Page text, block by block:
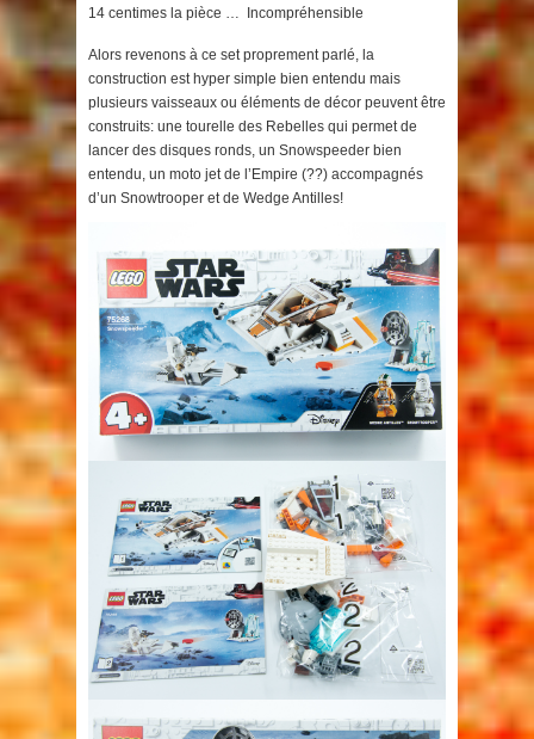
14 centimes la pièce … Incompréhensible
Alors revenons à ce set proprement parlé, la
construction est hyper simple bien entendu mais
plusieurs vaisseaux ou éléments de décor peuvent être
construits: une tourelle des Rebelles qui permet de
lancer des disques ronds, un Snowspeeder bien
entendu, un moto jet de l’Empire (??) accompagnés
d’un Snowtrooper et de Wedge Antilles!